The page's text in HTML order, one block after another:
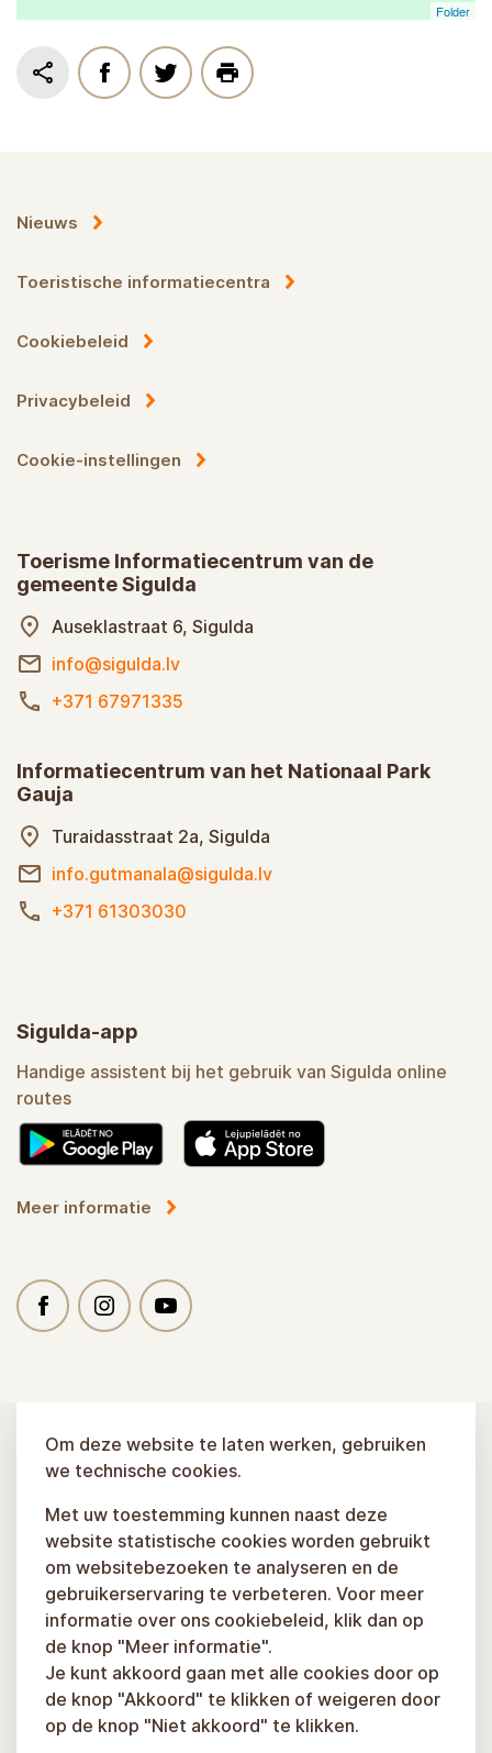
Folder
Nieuws
Toeristische informatiecentra
Cookiebeleid
Privacybeleid
Cookie-instellingen
Toerisme Informatiecentrum van de
gemeente Sigulda
Auseklastraat 6, Sigulda
info@sigulda.lv
+371 67971335
Informatiecentrum van het Nationaal Park
Gauja
Turaidasstraat 2a, Sigulda
info.gutmanala@sigulda.lv
+371 61303030
Sigulda-app
Handige assistent bij het gebruik van Sigulda online
routes
Meer informatie
Om deze website te laten werken, gebruiken
we technische cookies.
Met uw toestemming kunnen naast deze
website statistische cookies worden gebruikt
om websitebezoeken te analyseren en de
gebruikerservaring te verbeteren. Voor meer
informatie over ons cookiebeleid, klik dan op
de knop "Meer informatie".
Je kunt akkoord gaan met alle cookies door op
de knop "Akkoord" te klikken of weigeren door
op de knop "Niet akkoord" te klikken.